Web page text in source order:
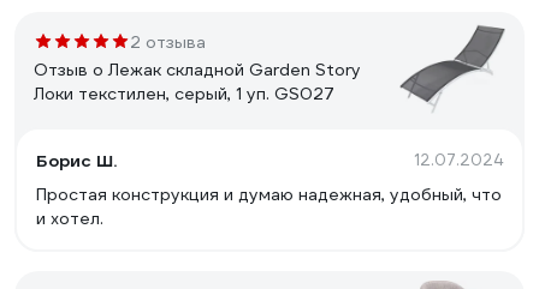
2 отзыва
Отзыв о Лежак складной Garden Story
Локи текстилен, серый, 1 уп. GS027
Борис Ш. 12.07.2024
Простая конструкция и думаю надежная, удобный, что
и хотел.